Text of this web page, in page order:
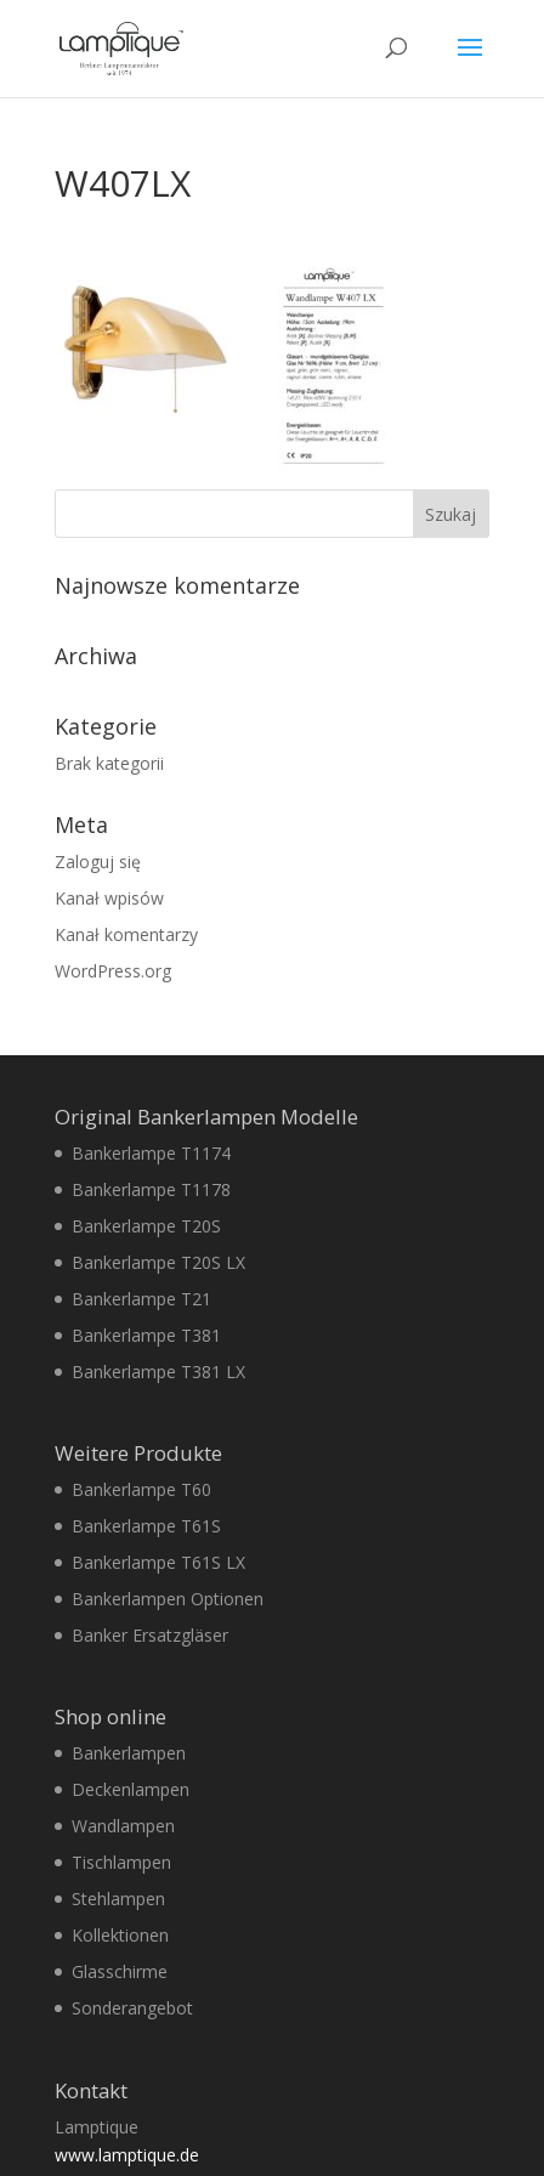
W407LX
Najnowsze komentarze
Archiwa
Kategorie
Brak kategorii
Meta
Zaloguj się
Kanał wpisów
Kanał komentarzy
WordPress.org
Original Bankerlampen Modelle
Bankerlampe T1174
Bankerlampe T1178
Bankerlampe T20S
Bankerlampe T20S LX
Bankerlampe T21
Bankerlampe T381
Bankerlampe T381 LX
Weitere Produkte
Bankerlampe T60
Bankerlampe T61S
Bankerlampe T61S LX
Bankerlampen Optionen
Banker Ersatzgläser
Shop online
Bankerlampen
Deckenlampen
Wandlampen
Tischlampen
Stehlampen
Kollektionen
Glasschirme
Sonderangebot
Kontakt
Lamptique
www.lamptique.de